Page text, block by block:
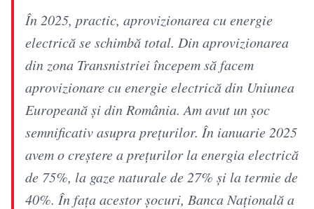
În 2025, practic, aprovizionarea cu energie
electrică se schimbă total. Din aprovizionarea
din zona Transnistriei începem să facem
aprovizionare cu energie electrică din Uniunea
Europeană şi din România. Am avut un şoc
semnificativ asupra preţurilor. În ianuarie 2025
avem o creştere a preţurilor la energia electrică
de 75%, la gaze naturale de 27% şi la termie de
40%. În faţa acestor şocuri, Banca Naţională a